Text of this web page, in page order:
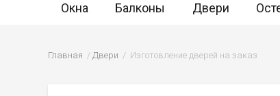
Окна Балконы Двери
Главная Двери Изготовление дверей на заказ